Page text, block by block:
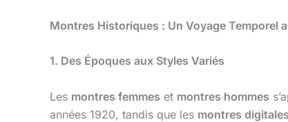
Montres Historiques : Un Voyage Temporel
1. Des Époques aux Styles Variés
Les montres femmes et montres hommes
années 1920, tandis que les montres digitales